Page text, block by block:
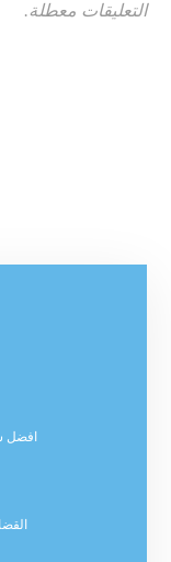
التعليقات معطلة.
افضل